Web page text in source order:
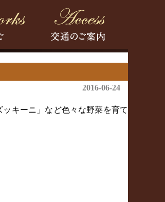
2016-06-24
キーニ」など色々な野菜を育て